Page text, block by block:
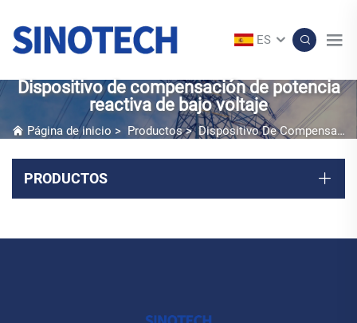
ES
Dispositivo de compensación de potencia
reactiva de bajo voltaje
Página de inicio > Productos>Dispositivo De Compensación RP Y Tierra
PRODUCTOS